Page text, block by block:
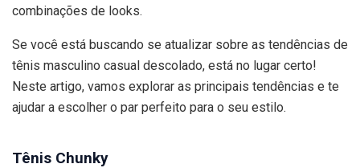
combinações de looks.
Se você está buscando se atualizar sobre as tendências de
tênis masculino casual descolado, está no lugar certo!
Neste artigo, vamos explorar as principais tendências e te
ajudar a escolher o par perfeito para o seu estilo.
Tênis Chunky